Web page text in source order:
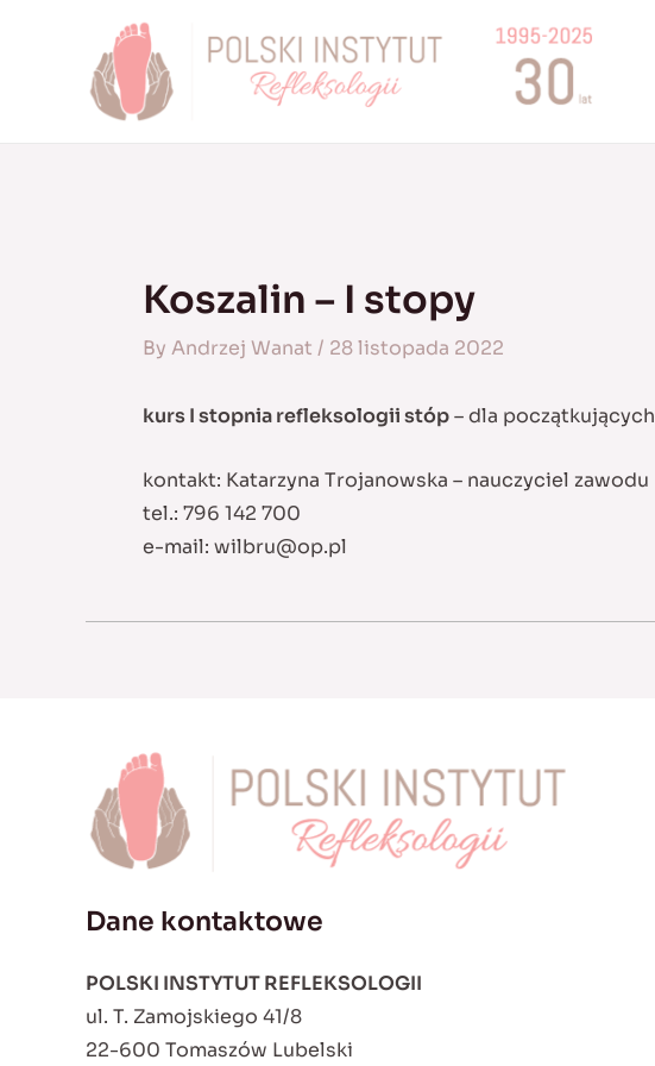
Koszalin – I stopy
By Andrzej Wanat / 28 listopada 2022
kurs I stopnia refleksologii stóp– dla początkujących
kontakt: Katarzyna Trojanowska – nauczyciel zawodu
tel.: 796 142 700
e-mail: wilbru@op.pl
Dane kontaktowe
POLSKI INSTYTUT REFLEKSOLOGII
ul. T. Zamojskiego 41/8
22-600 Tomaszów Lubelski